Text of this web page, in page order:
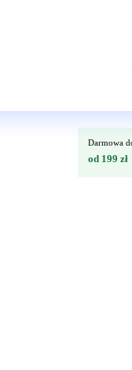
Darmowa
od 199 zł